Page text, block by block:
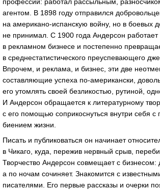
профессий: работал рассыльным,
агентом. В 1898 году отправился
на американо-испанскую войну, но в боевых
не принимал. С 1900 года Андерсон
в рекламном бизнесе и постепенно
в среднестатистического преуспевающего
Впрочем, и реклама, и бизнес, эти две
составляющие успеха по-американски,
его утомлять своей безликостью, рутиной,
И Андерсон обращается к литературному
с его помощью соприкоснуться внутри себя
биением жизни.
Писать и публиковаться он начинает
в Чикаго, куда, пережив нервный срыв,
Творчество Андерсон совмещает с бизнесом:
а по ночам сочиняет. Знакомится с
писателями. Его первые рассказы и очерки